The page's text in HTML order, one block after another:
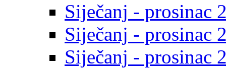
Siječanj - prosinac
Siječanj - prosinac
Siječanj - prosinac